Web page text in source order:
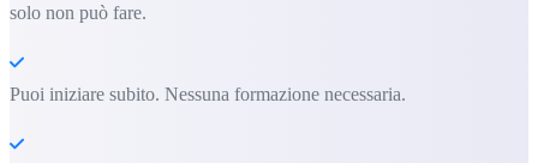
solo non può fare.
Puoi iniziare subito. Nessuna formazione necessaria.